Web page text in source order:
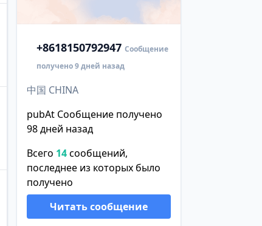
+8618150792947 Сообщение
получено 9 дней назад
中国 CHINA
pubAt Сообщение получено
98 дней назад
Всего 14сообщений,
последнее из которых было
получено
Читать сообщение